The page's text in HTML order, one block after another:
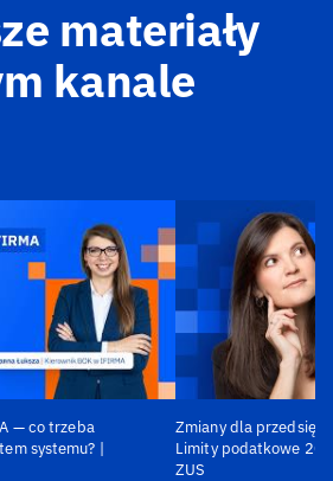
materiały
kanale
— co trzeba
systemu? |
Zmiany dla
Limity podatkowe
ZUS